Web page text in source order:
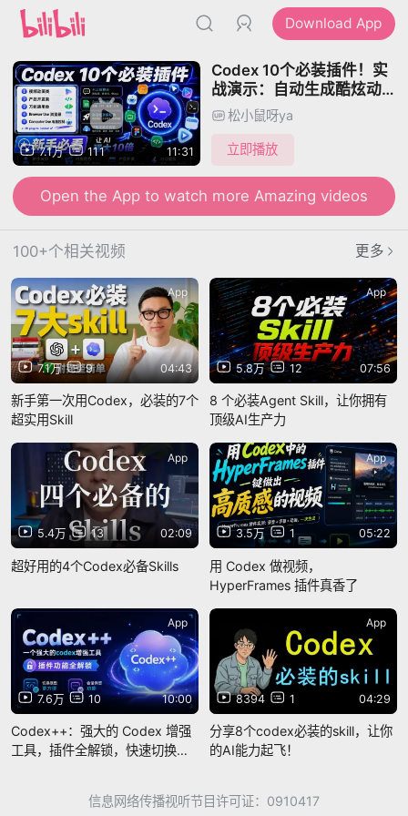
Download App
7.1万 111 11:31
Codex 10个必装插件！实
战演示：自动生成酷炫动
画、视频、网页游戏和手机
App，快速上手AI
松小鼠呀ya
立即播放
Open the App to watch more Amazing videos
100+个相关视频 更多
7.1万 9 04:43
App
新手第一次用Codex，必装的7个
超实用Skill
5.8万 12 07:56
App
8 个必装Agent Skill，让你拥有
顶级AI生产力
5.4万 13 02:09
App
超好用的4个Codex必备Skills
3.5万 1 05:22
App
用 Codex 做视频，
HyperFrames 插件真香了
7.6万 10 10:00
App
Codex++：强大的 Codex 增强
工具，插件全解锁，快速切换三
8394 1 04:29
App
分享8个codex必装的skill，让你
的AI能力起飞！
信息网络传播视听节目许可证：0910417